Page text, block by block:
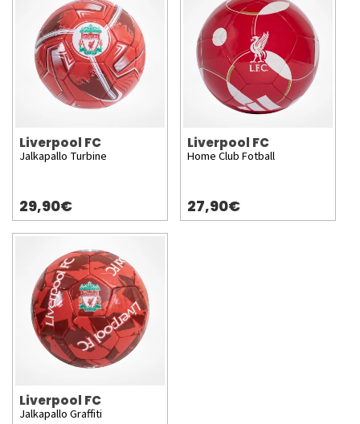
Liverpool FC
Jalkapallo Turbine
29,90€
Liverpool FC
Home Club Fotball
27,90€
Liverpool FC
Jalkapallo Graffiti